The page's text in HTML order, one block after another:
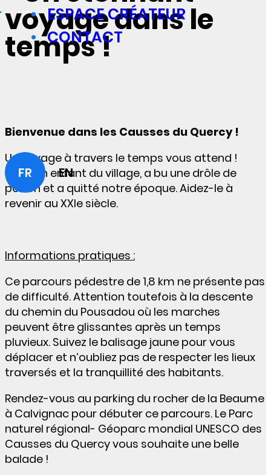
ESPACE CRÉATEUR
CONTACT
FR EN
voyage dans le
temps !
Bienvenue dans les Causses du Quercy !
Un voyage à travers le temps vous attend !
Léon, un enfant du village, a bu une drôle de
potion et a quitté notre époque. Aidez-le à
revenir au XXIe siècle.
Informations pratiques :
Ce parcours pédestre de 1,8 km ne présente pas
de difficulté. Attention toutefois à la descente
du chemin du Pousadou où les marches
peuvent être glissantes après un temps
pluvieux. Suivez le balisage jaune pour vous
déplacer et n’oubliez pas de respecter les lieux
traversés et la tranquillité des habitants.
Rendez-vous au parking du rocher de la Beaume
à Calvignac pour débuter ce parcours. Le Parc
naturel régional- Géoparc mondial UNESCO des
Causses du Quercy vous souhaite une belle
balade !